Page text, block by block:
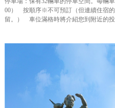
00） 按順序※不可預訂（但連續住宿
留。） 車位滿格時將介紹您到附近的投